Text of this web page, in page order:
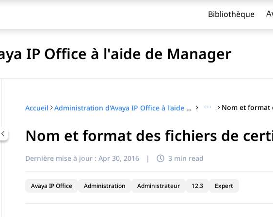
Bibliothèque
IP Office à l'aide de Manager
par titre
Accueil Administration d'Avaya IP Office à l'aide de Manager ···
Nom et format des fichiers de
Dernière mise à jour : Apr 30, 2016 | 3 min read
Avaya IP Office Administration Administrateur 12.3 Expert